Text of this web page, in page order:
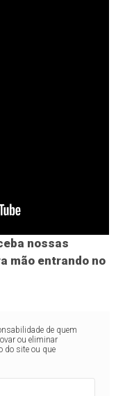
nossas
mão entrando no
de quem
ou eliminar
do site ou que